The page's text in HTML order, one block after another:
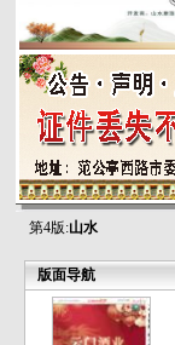
第4版:山水
版面导航